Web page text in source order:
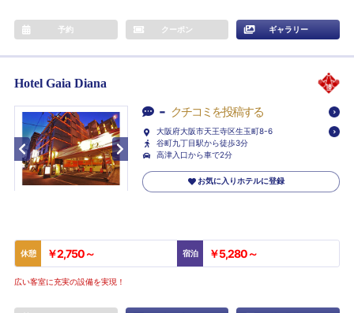
予約 クーポン ギャラリー
Hotel Gaia Diana
- クチコミを投稿する
大阪府大阪市天王寺区生玉町8-6
谷町九丁目駅から徒歩3分
高津入口から車で2分
お気に入りホテルに登録
休憩 ￥2,750～ 宿泊 ￥5,280～
広い客室に充実の設備を実現！